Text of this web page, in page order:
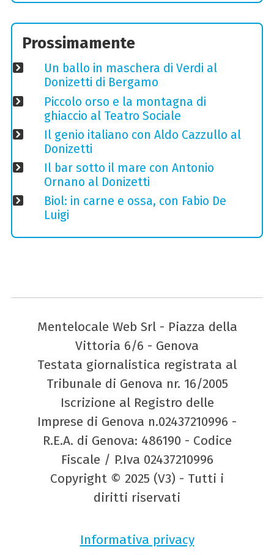
Prossimamente
Un ballo in maschera di Verdi al
Donizetti di Bergamo
Piccolo orso e la montagna di
ghiaccio al Teatro Sociale
Il genio italiano con Aldo Cazzullo al
Donizetti
Il bar sotto il mare con Antonio
Ornano al Donizetti
Biol: in carne e ossa, con Fabio De
Luigi
Mentelocale Web Srl - Piazza della
Vittoria 6/6 - Genova
Testata giornalistica registrata al
Tribunale di Genova nr. 16/2005
Iscrizione al Registro delle
Imprese di Genova n.02437210996 -
R.E.A. di Genova: 486190 - Codice
Fiscale / P.Iva 02437210996
Copyright © 2025 (V3) - Tutti i
diritti riservati
Informativa privacy